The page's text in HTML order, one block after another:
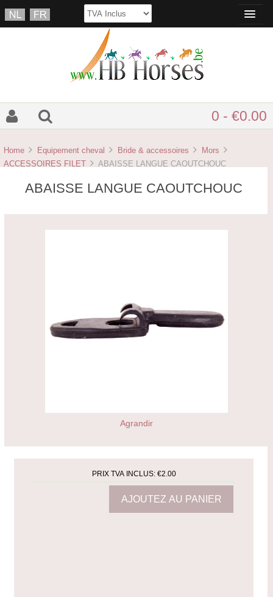
0 - €0.00
Home Equipement cheval Bride & accessoires
Mors
ACCESSOIRES FILET
ABAISSE LANGUE CAOUTCHOUC
ABAISSE LANGUE CAOUTCHOUC
Agrandir
PRIX TVA INCLUS: €2.00